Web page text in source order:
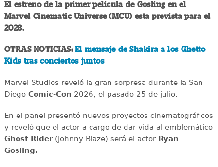
El estreno de la primer pelicula de Gosling en el
Marvel Cinematic Universe (MCU) esta prevista para el
2028.
OTRAS NOTICIAS: El mensaje de Shakira a los Ghetto
Kids tras conciertos juntos
Marvel Studios reveló la gran sorpresa durante la San
Diego Comic-Con 2026, el pasado 25 de julio.
En el panel presentó nuevos proyectos cinematográficos
y reveló que el actor a cargo de dar vida al emblemático
Ghost Rider(Johnny Blaze) será el actor Ryan
Gosling.